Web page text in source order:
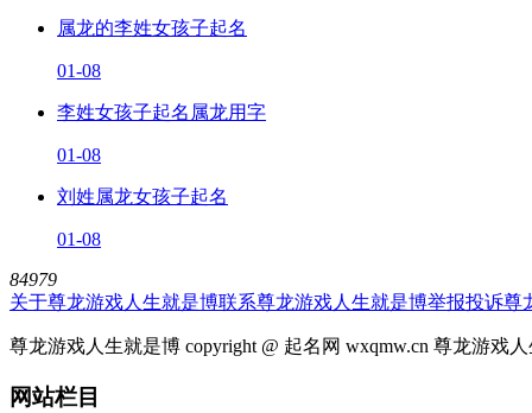
属龙的李姓女孩子起名
01-08
李姓女孩子起名属龙用字
01-08
刘姓属龙女孩子起名
01-08
84979
关于尊龙游戏人生就是博联系尊龙游戏人生就是博举报投诉尊
尊龙游戏人生就是博 copyright @ 起名网 wxqmw.cn 尊龙游戏
网站栏目